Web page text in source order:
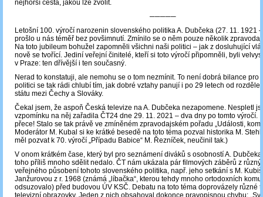
nejhorší cesta, jakou lze zvolit.
─────
Letošní 100. výročí narozenin slovenského politika A. Dubčeka (27. 11. 1921
prošlo u nás téměř bez povšimnutí. Zmínilo se o něm pouze několik
Na toto jubileum bohužel zapomněli všichni naši politici – jak z dosluhující
nově se tvořící. Jediní veřejní činitelé, kteří si toto výročí připomněli, byli
v Praze: ten dřívější i ten současný.
Nerad to konstatuji, ale nemohu se o tom nezmínit. To není dobrá bilance pro
politici se tak rádi chlubí tím, jak dobré vztahy panují i po 29 letech od
státu mezi Čechy a Slováky.
Čekal jsem, že aspoň Česká televize na A. Dubčeka nezapomene. Nespletl
vzpomínku na něj zařadila ČT24 dne 29. 11. 2021 – dva dny po tomto výročí.
přece! Stalo se tak právě ve zmíněném zpravodajském pořadu „Události,
Moderátor M. Kubal si ke krátké besedě na toto téma pozval historika M.
měl pozvat k 70. výročí „Případu Babice“ M. Řezníček, neučinil tak.)
V onom krátkém čase, který byl pro seznámení diváků s osobností A.
toho příliš mnoho sdělit nedalo. ČT nám ukázala pár filmových záběrů z
veřejného působení tohoto slovenského politika, např. jeho setkání s M.
Janžurovou z r. 1968 (známá „líbačka“, kterou tehdy mnoho ortodoxních
odsuzovalo) před budovou ÚV KSČ. Debatu na toto téma doprovázely různé